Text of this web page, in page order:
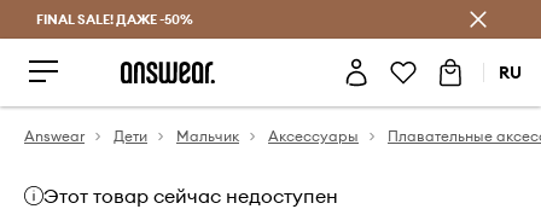
FINAL SALE! ДАЖЕ -50%
RU
Answear Дети Мальчик Аксессуары Плавательные
Этот товар сейчас недоступен